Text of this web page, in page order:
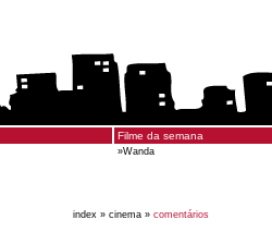
Filme da semana
»Wanda
index » cinema » comentários